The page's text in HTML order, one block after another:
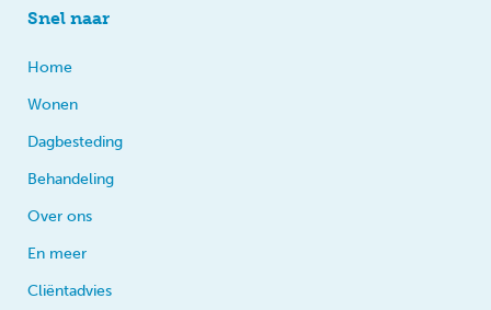
Snel naar
Home
Wonen
Dagbesteding
Behandeling
Over ons
En meer
Cliëntadvies